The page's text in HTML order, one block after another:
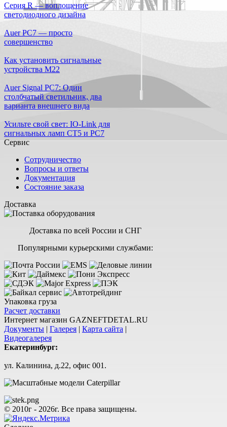
Серия R — воплощение
светодиодного дизайна
Auer PC7 — просто
совершенство
Как установить сигнальные
устройства М22
Auer Signal PC7: Один
столбчатый светильник, два
варианта внешнего вида
Усильте свой свет: IO-Link для
сигнальных ламп CT5 и PC7
Сервис
Сотрудничество
Вопросы и ответы
Документация
Состояние заказа
Доставка
Доставка по всей России и СНГ
Популярными курьерскими службами:
Упаковка груза
Расчет доставки
Интернет магазин GAZNEFTDETAL.RU
Документы | Галерея | Карта сайта |
Видеогалерея
Екатеринбург:
ул. Калинина, д.22, офис 001.
© 2010г - 2026г. Все права защищены.